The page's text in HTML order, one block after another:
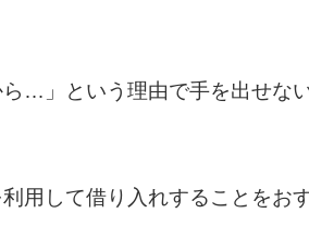
…」という理由で手を出せな
利用して借り入れすることをお